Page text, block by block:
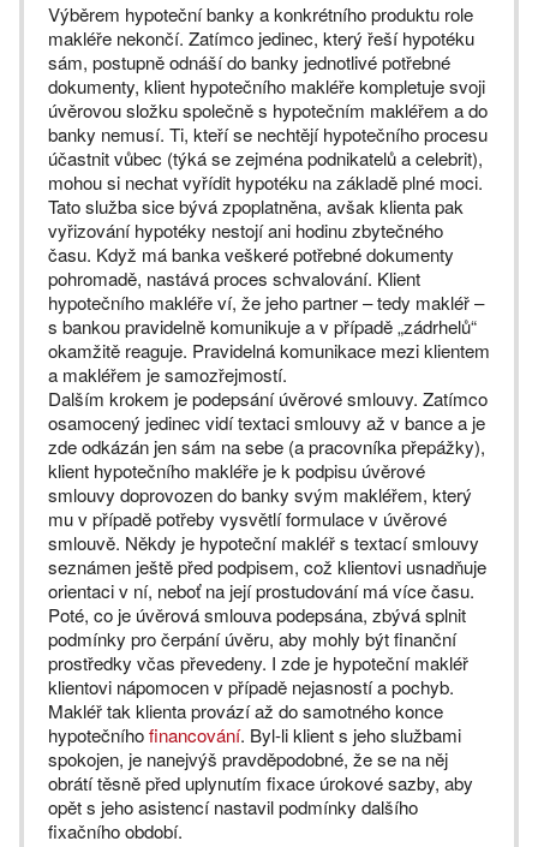
Výběrem hypoteční banky a konkrétního produktu role
makléře nekončí. Zatímco jedinec, který řeší hypotéku
sám, postupně odnáší do banky jednotlivé potřebné
dokumenty, klient hypotečního makléře kompletuje svoji
úvěrovou složku společně s hypotečním makléřem a do
banky nemusí. Ti, kteří se nechtějí hypotečního procesu
účastnit vůbec (týká se zejména podnikatelů a celebrit),
mohou si nechat vyřídit hypotéku na základě plné moci.
Tato služba sice bývá zpoplatněna, avšak klienta pak
vyřizování hypotéky nestojí ani hodinu zbytečného
času. Když má banka veškeré potřebné dokumenty
pohromadě, nastává proces schvalování. Klient
hypotečního makléře ví, že jeho partner – tedy makléř –
s bankou pravidelně komunikuje a v případě „zádrhelů“
okamžitě reaguje. Pravidelná komunikace mezi klientem
a makléřem je samozřejmostí.
Dalším krokem je podepsání úvěrové smlouvy. Zatímco
osamocený jedinec vidí textaci smlouvy až v bance a je
zde odkázán jen sám na sebe (a pracovníka přepážky),
klient hypotečního makléře je k podpisu úvěrové
smlouvy doprovozen do banky svým makléřem, který
mu v případě potřeby vysvětlí formulace v úvěrové
smlouvě. Někdy je hypoteční makléř s textací smlouvy
seznámen ještě před podpisem, což klientovi usnadňuje
orientaci v ní, neboť na její prostudování má více času.
Poté, co je úvěrová smlouva podepsána, zbývá splnit
podmínky pro čerpání úvěru, aby mohly být finanční
prostředky včas převedeny. I zde je hypoteční makléř
klientovi nápomocen v případě nejasností a pochyb.
Makléř tak klienta provází až do samotného konce
hypotečníhofinancování. Byl-li klient s jeho službami
spokojen, je nanejvýš pravděpodobné, že se na něj
obrátí těsně před uplynutím fixace úrokové sazby, aby
opět s jeho asistencí nastavil podmínky dalšího
fixačního období.